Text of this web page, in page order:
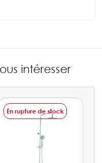
intéresser
En rupture de stock